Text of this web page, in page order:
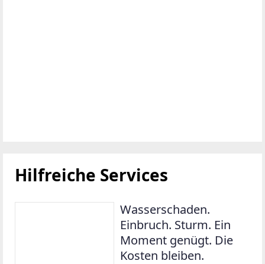
Hilfreiche Services
Wasserschaden.
Einbruch. Sturm. Ein
Moment genügt. Die
Kosten bleiben.